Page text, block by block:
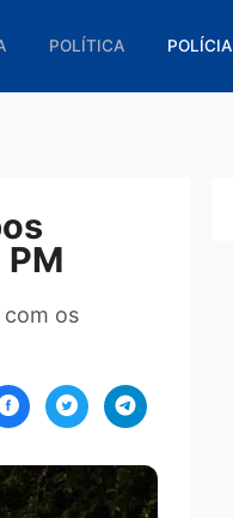
RONDÔNIA POLÍTICA
PM
com os